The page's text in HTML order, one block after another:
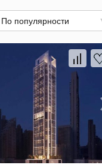
По популярности